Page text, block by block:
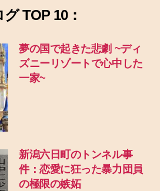
TOP 10：
夢の国で起きた悲劇 ~ディ
ズニーリゾートで心中した
一家~
新潟六日町のトンネル事
件：恋愛に狂った暴力団員
の極限の嫉妬